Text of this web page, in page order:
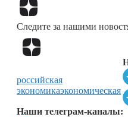
Следите за нашими
Наши телеграм-каналы:
российская
экономикаэкономическая